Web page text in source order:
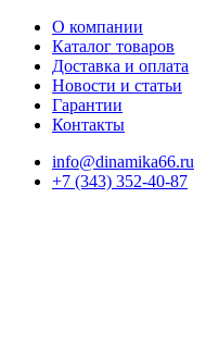
О компании
Каталог товаров
Доставка и оплата
Новости и статьи
Гарантии
Контакты
info@dinamika66.ru
+7 (343) 352-40-87